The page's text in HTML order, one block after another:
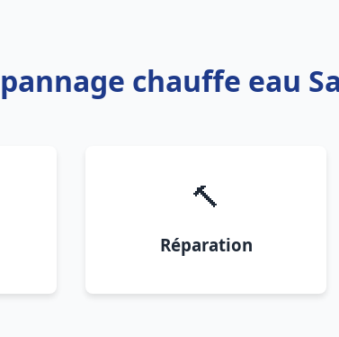
chauffe eau
🔨
Réparation